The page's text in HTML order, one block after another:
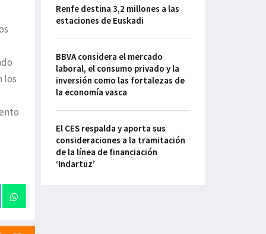
los
Renfe destina 3,2 millones a las
estaciones de Euskadi
BBVA considera el mercado
laboral, el consumo privado y la
inversión como las fortalezas de
la economía vasca
El CES respalda y aporta sus
consideraciones a la tramitación
de la línea de financiación
‘Indartuz’